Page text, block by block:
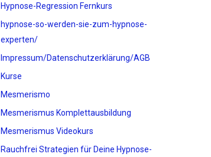
Hypnose-Regression Fernkurs
hypnose-so-werden-sie-zum-hypnose-
experten/
Impressum/Datenschutzerklärung/AGB
Kurse
Mesmerismo
Mesmerismus Komplettausbildung
Mesmerismus Videokurs
Rauchfrei Strategien für Deine Hypnose-